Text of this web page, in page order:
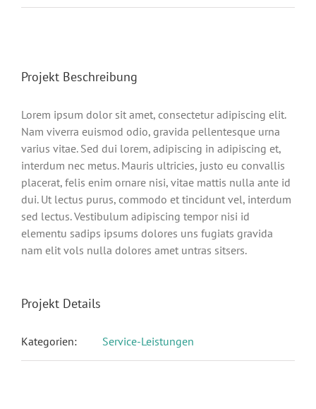
Projekt Beschreibung
Lorem ipsum dolor sit amet, consectetur adipiscing elit.
Nam viverra euismod odio, gravida pellentesque urna
varius vitae. Sed dui lorem, adipiscing in adipiscing et,
interdum nec metus. Mauris ultricies, justo eu convallis
placerat, felis enim ornare nisi, vitae mattis nulla ante id
dui. Ut lectus purus, commodo et tincidunt vel, interdum
sed lectus. Vestibulum adipiscing tempor nisi id
elementu sadips ipsums dolores uns fugiats gravida
nam elit vols nulla dolores amet untras sitsers.
Projekt Details
Kategorien: Service-Leistungen